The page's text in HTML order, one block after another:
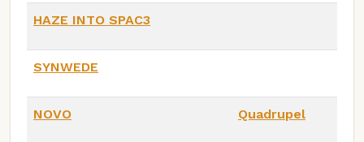
HAZE INTO SPAC3
SYNWEDE
NOVO Quadrupel